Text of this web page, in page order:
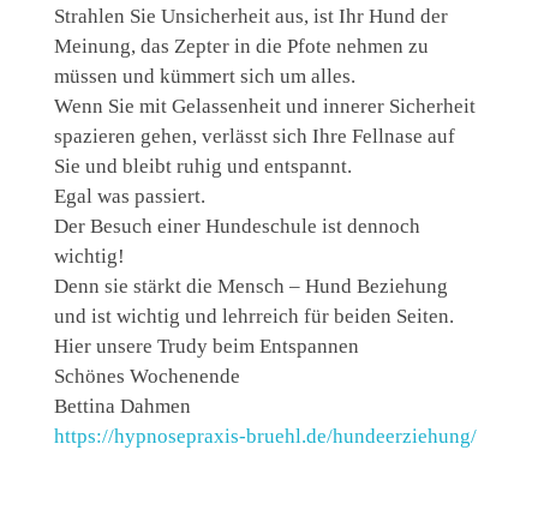
Strahlen Sie Unsicherheit aus, ist Ihr Hund der
Meinung, das Zepter in die Pfote nehmen zu
müssen und kümmert sich um alles.
Wenn Sie mit Gelassenheit und innerer Sicherheit
spazieren gehen, verlässt sich Ihre Fellnase auf
Sie und bleibt ruhig und entspannt.
Egal was passiert.
Der Besuch einer Hundeschule ist dennoch
wichtig!
Denn sie stärkt die Mensch – Hund Beziehung
und ist wichtig und lehrreich für beiden Seiten.
Hier unsere Trudy beim Entspannen
Schönes Wochenende
Bettina Dahmen
https://hypnosepraxis-bruehl.de/hundeerziehung/